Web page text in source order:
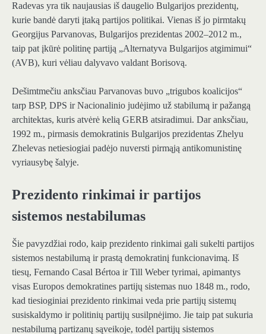
Radevas yra tik naujausias iš daugelio Bulgarijos prezidentų,
kurie bandė daryti įtaką partijos politikai. Vienas iš jo pirmtakų
Georgijus Parvanovas, Bulgarijos prezidentas 2002–2012 m.,
taip pat įkūrė politinę partiją „Alternatyva Bulgarijos atgimimui“
(AVB), kuri vėliau dalyvavo valdant Borisovą.
Dešimtmečiu anksčiau Parvanovas buvo „trigubos koalicijos“
tarp BSP, DPS ir Nacionalinio judėjimo už stabilumą ir pažangą
architektas, kuris atvėrė kelią GERB atsiradimui. Dar anksčiau,
1992 m., pirmasis demokratinis Bulgarijos prezidentas Zhelyu
Zhelevas netiesiogiai padėjo nuversti pirmąją antikomunistinę
vyriausybę šalyje.
Prezidento rinkimai ir partijos
sistemos nestabilumas
Šie pavyzdžiai rodo, kaip prezidento rinkimai gali sukelti partijos
sistemos nestabilumą ir prastą demokratinį funkcionavimą. Iš
tiesų, Fernando Casal Bértoa ir Till Weber tyrimai, apimantys
visas Europos demokratines partijų sistemas nuo 1848 m., rodo,
kad tiesioginiai prezidento rinkimai veda prie partijų sistemų
susiskaldymo ir politinių partijų susilpnėjimo. Jie taip pat sukuria
nestabilumą partizanų sąveikoje, todėl partijų sistemos